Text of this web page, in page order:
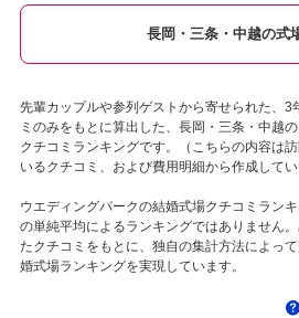
長岡・三条・中越の式
先輩カップルや参列ゲストから寄せられた、3
ミのみをもとに算出した、長岡・三条・中越
クチコミランキングです。（こちらの内容は
いるクチコミ、および費用明細から作成してい
ウエディングパークの結婚式場クチコミラン
の単純平均によるランキングではありません
たクチコミをもとに、独自の集計方法によっ
婚式場ランキングを実現しています。